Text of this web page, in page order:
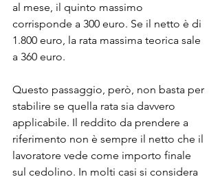
al mese, il quinto massimo
corrisponde a 300 euro. Se il netto è di
1.800 euro, la rata massima teorica sale
a 360 euro.
Questo passaggio, però, non basta per
stabilire se quella rata sia davvero
applicabile. Il reddito da prendere a
riferimento non è sempre il netto che il
lavoratore vede come importo finale
sul cedolino. In molti casi si considera